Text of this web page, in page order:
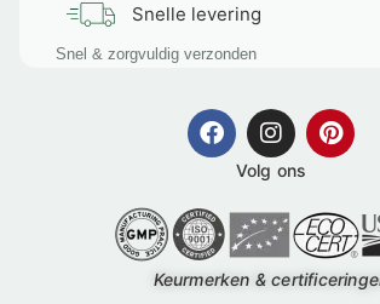
Snelle levering
Snel & zorgvuldig verzonden
Volg ons
Keurmerken &